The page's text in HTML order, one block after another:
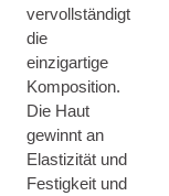
vervollständigt
die
einzigartige
Komposition.
Die Haut
gewinnt an
Elastizität und
Festigkeit und